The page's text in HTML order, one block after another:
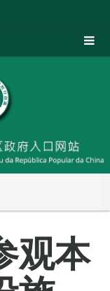
观本